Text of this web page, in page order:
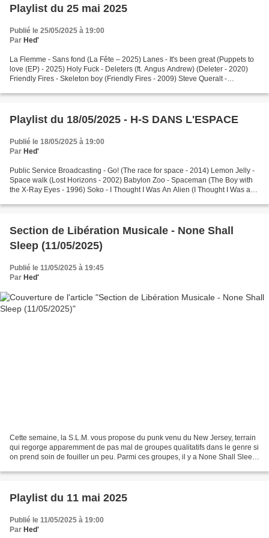
Playlist du 25 mai 2025
Publié le 25/05/2025 à 19:00
Par Hed'
La Flemme - Sans fond (La Fête – 2025) Lanes - It's been great (Puppets to
love (EP) - 2025) Holy Fuck - Deleters (ft. Angus Andrew) (Deleter - 2020)
Friendly Fires - Skeleton boy (Friendly Fires - 2009) Steve Queralt -
Playlist du 18/05/2025 - H-S DANS L'ESPACE
Publié le 18/05/2025 à 19:00
Par Hed'
Public Service Broadcasting - Go! (The race for space - 2014) Lemon Jelly -
Space walk (Lost Horizons - 2002) Babylon Zoo - Spaceman (The Boy with
the X-Ray Eyes - 1996) Soko - I Thought I Was An Alien (I Thought I Was an
Section de Libération Musicale - None Shall
Sleep (11/05/2025)
Publié le 11/05/2025 à 19:45
Par Hed'
Cette semaine, la S.L.M. vous propose du punk venu du New Jersey, terrain
qui regorge apparemment de pas mal de groupes qualitatifs dans le genre si
on prend soin de fouiller un peu. Parmi ces groupes, il y a None Shall Sleep.
Playlist du 11 mai 2025
Publié le 11/05/2025 à 19:00
Par Hed'